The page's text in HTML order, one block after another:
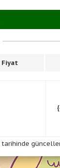
Fiyat
tarihinde